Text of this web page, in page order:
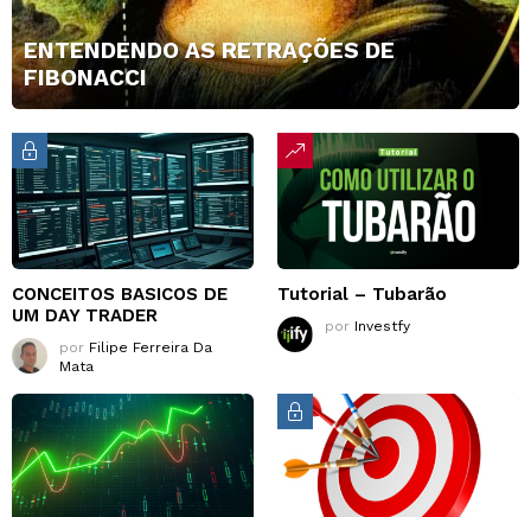
ENTENDENDO AS RETRAÇÕES DE
FIBONACCI
CONCEITOS BASICOS DE
UM DAY TRADER
por Filipe Ferreira Da
Mata
Tutorial – Tubarão
por Investfy